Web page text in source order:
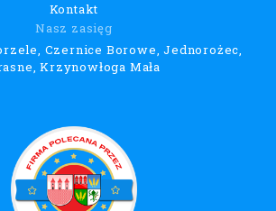
Kontakt
Nasz zasięg
Czernice Borowe, Jednorożec,
Krzynowłoga Mała